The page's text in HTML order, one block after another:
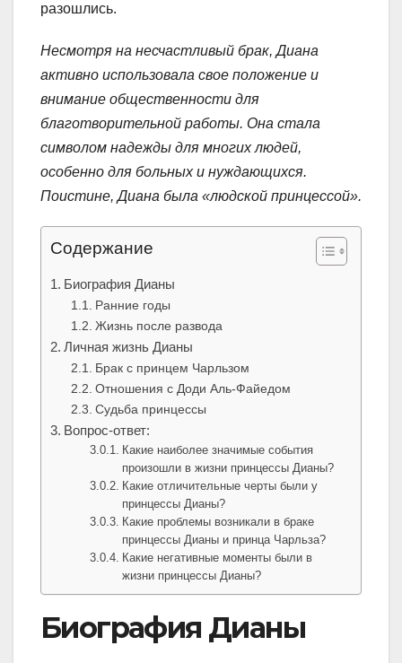
разошлись.
Несмотря на несчастливый брак, Диана
активно использовала свое положение и
внимание общественности для
благотворительной работы. Она стала
символом надежды для многих людей,
особенно для больных и нуждающихся.
Поистине, Диана была «людской принцессой».
Содержание
Биография Дианы
Ранние годы
Жизнь после развода
Личная жизнь Дианы
Брак с принцем Чарльзом
Отношения с Доди Аль-Файедом
Судьба принцессы
Вопрос-ответ:
Какие наиболее значимые события
произошли в жизни принцессы Дианы?
Какие отличительные черты были у
принцессы Дианы?
Какие проблемы возникали в браке
принцессы Дианы и принца Чарльза?
Какие негативные моменты были в
жизни принцессы Дианы?
Биография Дианы